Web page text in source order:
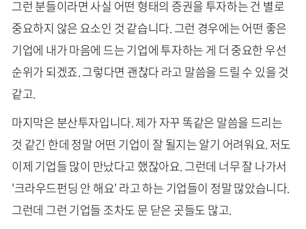
그런 분들이라면 사실 어떤 형태의 증권을 투자하는 건 별로
중요하지 않은 요소인 것 같습니다. 그런 경우에는 어떤 좋은
기업에 내가 마음에 드는 기업에 투자하는 게 더 중요한 우선
순위가 되겠죠. 그렇다면 괜찮다 라고 말씀을 드릴 수 있을 것
같고.
마지막은 분산투자입니다. 제가 자꾸 똑같은 말씀을 드리는
것 같긴 한데 정말 어떤 기업이 잘 될지는 알기 어려워요. 저도
이제 기업들 많이 만났다고 했잖아요. 그런데 너무 잘 나가서
'크라우드펀딩 안 해요' 라고 하는 기업들이 정말 많았습니다.
그런데 그런 기업들 조차도 문 닫은 곳들도 많고.